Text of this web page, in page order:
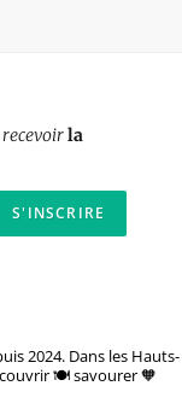
la
2024. Dans les Hauts-
🍽️ savourer 🧡